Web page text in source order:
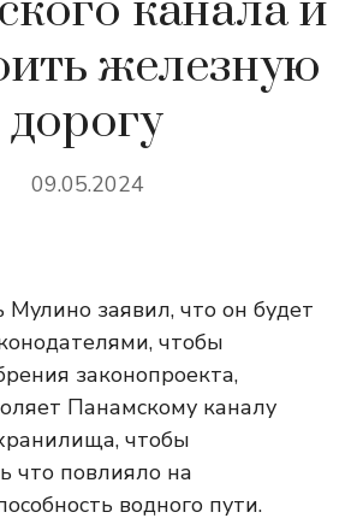
железную
дорогу
09.05.2024
Мулино заявил, что он будет
чтобы
законопроекта,
Панамскому каналу
чтобы
что повлияло на
водного пути.